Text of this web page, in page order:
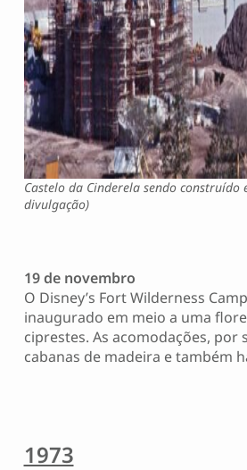
Castelo da Cinderela sendo construído
divulgação)
19 de novembro
O Disney’s Fort Wilderness
inaugurado em meio a uma
ciprestes. As acomodações, por
cabanas de madeira e também
1973